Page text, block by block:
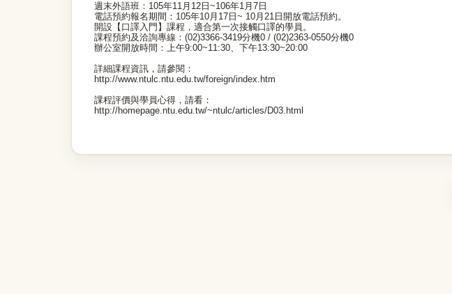
週末外語班：105年11月12日~106年1月7日
電話預約報名期間：105年10月17日~ 10月21日開放電話預約。
開設【口譯入門】課程，適合第一次接觸口譯的學員。
課程預約及洽詢專線：(02)3366-3419分機0 / (02)2363-0550分機0
辦公室開放時間：上午9:00~11:30、下午13:30~20:00
詳細課程資訊，請參閱：
http://www.ntulc.ntu.edu.tw/foreign/index.htm
課程評價與學員心得，請看：
http://homepage.ntu.edu.tw/~ntulc/articles/D03.html